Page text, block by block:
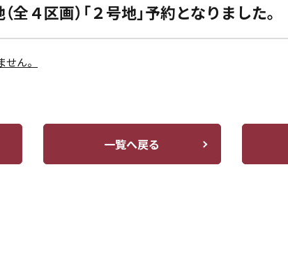
４区画）「２号地」予約となりました。
ん。
一覧へ戻る